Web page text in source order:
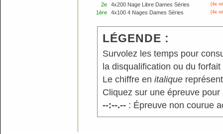
2e
4x200 Nage Libre Dames Séries [4e
1ère 4x100 4 Nages Dames Séries [4e
LÉGENDE :
Survolez les temps pour
la disqualification ou du forfait
Le chiffre en italique
Cliquez sur une épreuve
--:--.--: Épreuve non courue